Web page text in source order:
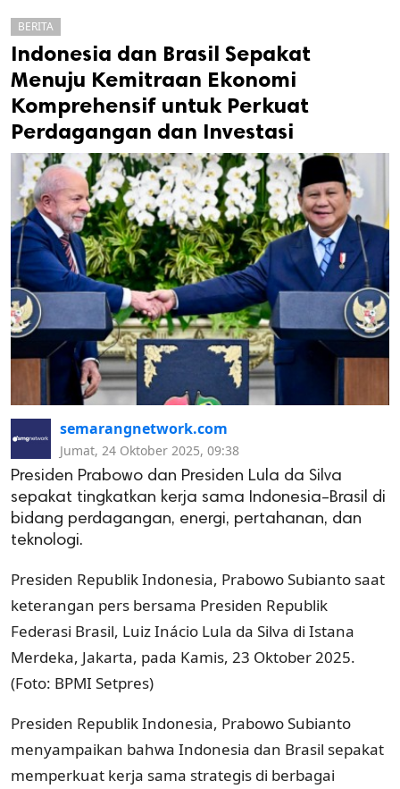
cipta.
BERITA
Indonesia dan Brasil Sepakat
Menuju Kemitraan Ekonomi
Komprehensif untuk Perkuat
Perdagangan dan Investasi
semarangnetwork.com
Jumat, 24 Oktober 2025, 09:38
Presiden Prabowo dan Presiden Lula da Silva
sepakat tingkatkan kerja sama Indonesia–Brasil di
bidang perdagangan, energi, pertahanan, dan
teknologi.
Presiden Republik Indonesia, Prabowo Subianto saat
keterangan pers bersama Presiden Republik
Federasi Brasil, Luiz Inácio Lula da Silva di Istana
Merdeka, Jakarta, pada Kamis, 23 Oktober 2025.
(Foto: BPMI Setpres)
Presiden Republik Indonesia, Prabowo Subianto
menyampaikan bahwa Indonesia dan Brasil sepakat
memperkuat kerja sama strategis di berbagai